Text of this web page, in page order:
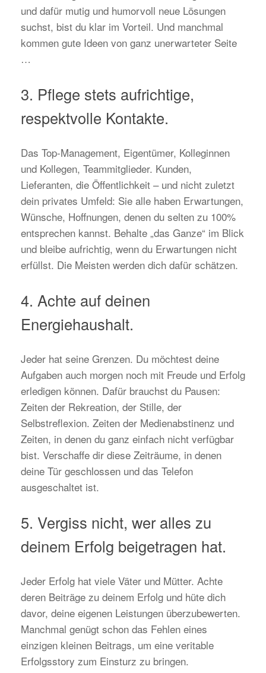
und dafür mutig und humorvoll neue Lösungen
suchst, bist du klar im Vorteil. Und manchmal
kommen gute Ideen von ganz unerwarteter Seite
…
3. Pflege stets aufrichtige,
respektvolle Kontakte.
Das Top-Management, Eigentümer, Kolleginnen
und Kollegen, Teammitglieder. Kunden,
Lieferanten, die Öffentlichkeit – und nicht zuletzt
dein privates Umfeld: Sie alle haben Erwartungen,
Wünsche, Hoffnungen, denen du selten zu 100%
entsprechen kannst. Behalte „das Ganze“ im Blick
und bleibe aufrichtig, wenn du Erwartungen nicht
erfüllst. Die Meisten werden dich dafür schätzen.
4. Achte auf deinen
Energiehaushalt.
Jeder hat seine Grenzen. Du möchtest deine
Aufgaben auch morgen noch mit Freude und Erfolg
erledigen können. Dafür brauchst du Pausen:
Zeiten der Rekreation, der Stille, der
Selbstreflexion. Zeiten der Medienabstinenz und
Zeiten, in denen du ganz einfach nicht verfügbar
bist. Verschaffe dir diese Zeiträume, in denen
deine Tür geschlossen und das Telefon
ausgeschaltet ist.
5. Vergiss nicht, wer alles zu
deinem Erfolg beigetragen hat.
Jeder Erfolg hat viele Väter und Mütter. Achte
deren Beiträge zu deinem Erfolg und hüte dich
davor, deine eigenen Leistungen überzubewerten.
Manchmal genügt schon das Fehlen eines
einzigen kleinen Beitrags, um eine veritable
Erfolgsstory zum Einsturz zu bringen.